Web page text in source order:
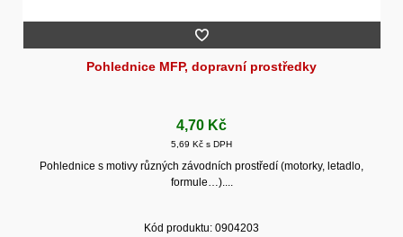
Pohlednice MFP, dopravní prostředky
4,70 Kč
5,69 Kč s DPH
Pohlednice s motivy různých závodních prostředí (motorky, letadlo,
formule…)....
Kód produktu: 0904203